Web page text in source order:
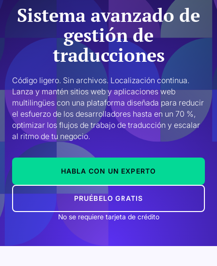
Sistema avanzado de
gestión de
traducciones
Código ligero. Sin archivos. Localización continua.
Lanza y mantén sitios web y aplicaciones web
multilingües con una plataforma diseñada para reducir
el esfuerzo de los desarrolladores hasta en un 70 %,
optimizar los flujos de trabajo de traducción y escalar
al ritmo de tu negocio.
HABLA CON UN EXPERTO
PRUÉBELO GRATIS
No se requiere tarjeta de crédito